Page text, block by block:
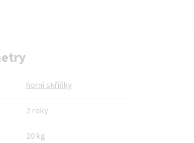
horní skříňky
2 roky
20 kg